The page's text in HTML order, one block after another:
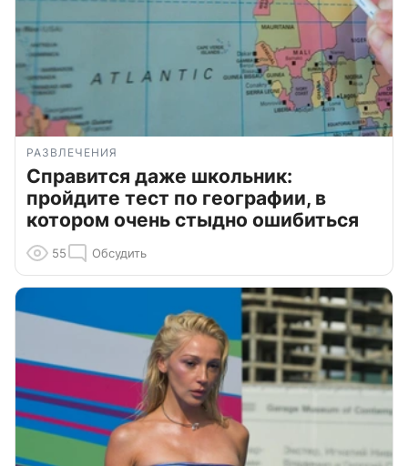
РАЗВЛЕЧЕНИЯ
Справится даже школьник:
пройдите тест по географии, в
котором очень стыдно ошибиться
55 Обсудить